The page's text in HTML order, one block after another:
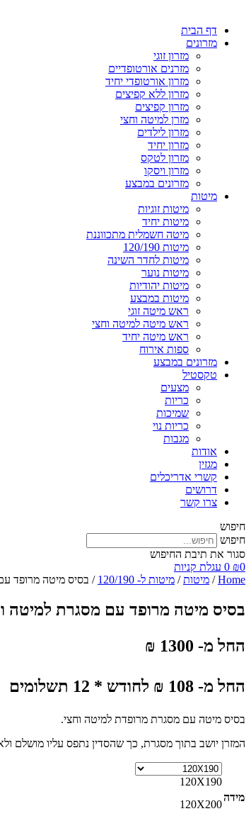
דף הבית
מזרונים
מזרון זוגי
מזרנים אורטופדיים
מזרון אורטופדי יחיד
מזרון ללא קפיצים
מזרון קפיצים
מזרן למיטה וחצי
מזרון לילדים
מזרון יחיד
מזרון לטקס
מזרון ויסקו
מזרונים במבצע
מיטות
מיטות זוגיות
מיטות יחיד
מיטה חשמלית מתכווננת
מיטות 120/190
מיטות לחדר השינה
מיטות נוער
מיטות יהודיות
מיטות במבצע
ראש מיטה זוגי
ראש מיטה למיטה וחצי
ראש מיטה יחיד
ספות אירוח
מזרונים במבצע
טקסטיל
מצעים
כריות
שמיכות
כריות נוי
מגבות
אודות
מגזין
קשרי אדריכלים
דרושים
צרו קשר
חיפוש
חיפוש
סגור את תיבת החיפוש
₪0
0 עגלת קניות
Home
/ מיטות/ מיטות ל- 120/190 / בסיס מיטה מרופד עם
בסיס מיטה מרופד עם מסגרת למיטה וחצי
החל מ- 1300 ₪
החל מ- 108 ₪ לחודש * 12 תשלומים
בסיס מיטה עם מסגרת מרופדת למיטה וחצי.
המזרן יושב בתוך מסגרת, כך שהסדין נתפס עליו מושלם
מידה
120X190
120X200